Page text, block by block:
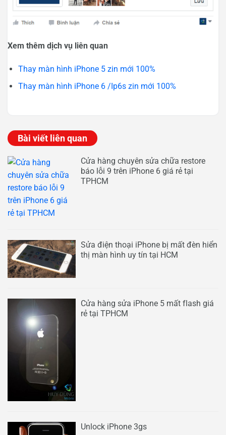
Xem thêm dịch vụ liên quan
Thay màn hình iPhone 5 zin mới 100%
Thay màn hình iPhone 6 /Ip6s zin mới 100%
Bài viết liên quan
Cửa hàng chuyên sửa chữa restore
báo lỗi 9 trên iPhone 6 giá rẻ tại
TPHCM
Sửa điện thoại iPhone bị mất đèn hiển
thị màn hình uy tín tại HCM
Cửa hàng sửa iPhone 5 mất flash giá
rẻ tại TPHCM
Unlock iPhone 3gs